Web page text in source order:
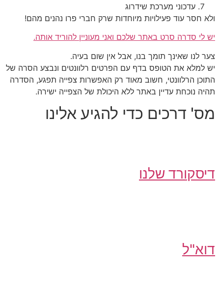
עדכוני מערכת שידרוג
ולא חסר עוד פעילויות מיוחדות שרק חברי פרו נהנים מהם!
יש לי סדרה סרט באתר שלכם ואני מעוניין להוריד אותה.
צער לנו שאינך תומך בנו, אבל אין שום בעיה.
יש למלא את הטופס בדף עם הפרטים רלוונטים ונבצע הסרה של
התוכן הרלוונטי, חשוב מאוד רק האפשרות צפייה תפגע, הסדרה
תהיה נוכחת עדיין באתר ללא היכולת של הצפייה ישירה.
מס' דרכים כדי להגיע אלינו
דיסקורד שלנו
דוא"ל